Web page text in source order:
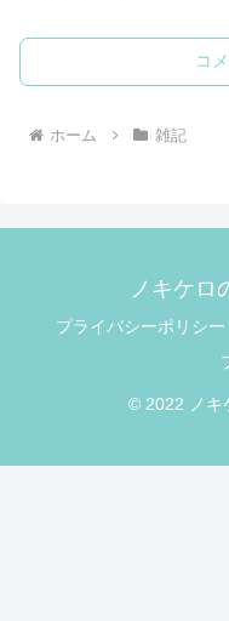
コ
ホーム 雑記
ノキケロ
プライバシーポリシー
© 2022 ノキ